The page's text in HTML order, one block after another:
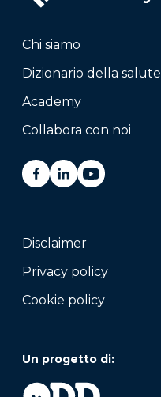
Chi siamo
Dizionario della salute
Academy
Collabora con noi
Disclaimer
Privacy policy
Cookie policy
Un progetto di: